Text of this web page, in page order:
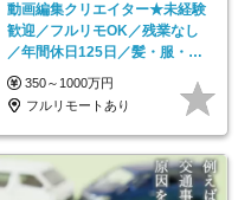
動画編集クリエイター★未経験
歓迎／フルリモOK／残業なし
／年間休日125日／髪・服・ネ
イル自由／研修充実で安心
350～1000万円
フルリモートあり